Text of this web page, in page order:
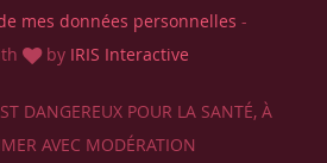
mes données personnelles -
by IRIS Interactive
DANGEREUX POUR LA SANTÉ, À
AVEC MODÉRATION